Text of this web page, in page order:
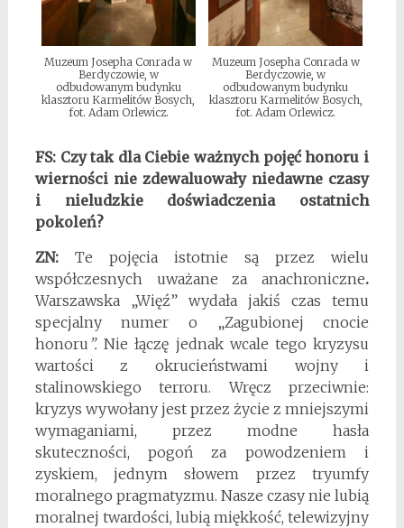
Muzeum Josepha Conrada w
Berdyczowie, w
odbudowanym budynku
klasztoru Karmelitów Bosych,
fot. Adam Orlewicz.
Muzeum Josepha Conrada w
Berdyczowie, w
odbudowanym budynku
klasztoru Karmelitów Bosych,
fot. Adam Orlewicz.
FS: Czy tak dla Ciebie ważnych pojęć honoru i
wierności nie zdewaluowały niedawne czasy
i nieludzkie doświadczenia ostatnich
pokoleń?
ZN:Te pojęcia istotnie są przez wielu
współczesnych uważane za anachroniczne.
Warszawska „Więź” wydała jakiś czas temu
specjalny numer o „Zagubionej cnocie
honoru ”.Nie łączę jednak wcale tego kryzysu
wartości z okrucieństwami wojny i
stalinowskiego terroru. Wręcz przeciwnie:
kryzys wywołany jest przez życie z mniejszymi
wymaganiami, przez modne hasła
skuteczności, pogoń za powodzeniem i
zyskiem, jednym słowem przez tryumfy
moralnego pragmatyzmu. Nasze czasy nie lubią
moralnej twardości, lubią miękkość, telewizyjny